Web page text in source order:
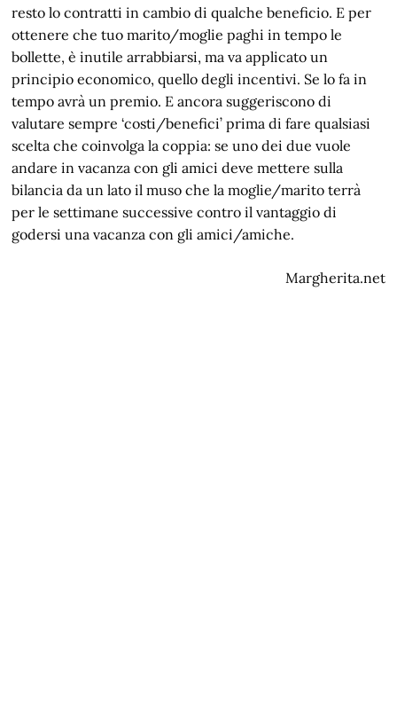
resto lo contratti in cambio di qualche beneficio. E per
ottenere che tuo marito/moglie paghi in tempo le
bollette, è inutile arrabbiarsi, ma va applicato un
principio economico, quello degli incentivi. Se lo fa in
tempo avrà un premio. E ancora suggeriscono di
valutare sempre ‘costi/benefici’ prima di fare qualsiasi
scelta che coinvolga la coppia: se uno dei due vuole
andare in vacanza con gli amici deve mettere sulla
bilancia da un lato il muso che la moglie/marito terrà
per le settimane successive contro il vantaggio di
godersi una vacanza con gli amici/amiche.
Margherita.net